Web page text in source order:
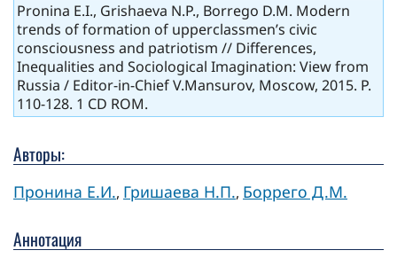
Pronina E.I., Grishaeva N.P., Borrego D.M. Modern
trends of formation of upperclassmen’s civic
consciousness and patriotism // Differences,
Inequalities and Sociological Imagination: View from
Russia / Editor-in-Chief V.Mansurov, Moscow, 2015. P.
110-128. 1 СD ROM.
Авторы:
Пронина Е.И., Гришаева Н.П., Боррего Д.М.
Аннотация